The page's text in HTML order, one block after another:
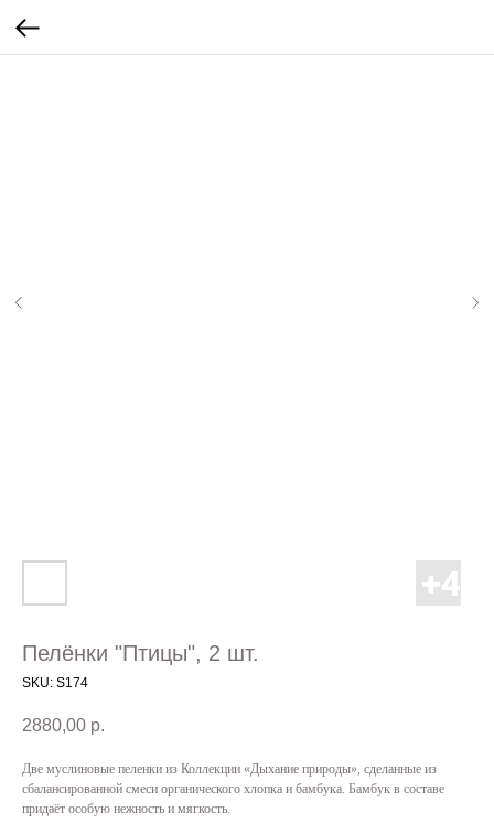
Пелёнки "Птицы", 2 шт.
SKU: S174
2880,00 р.
Две муслиновые пеленки из Коллекции «Дыхание природы», сделанные из
сбалансированной смеси органического хлопка и бамбука. Бамбук в составе
придаёт особую нежность и мягкость.